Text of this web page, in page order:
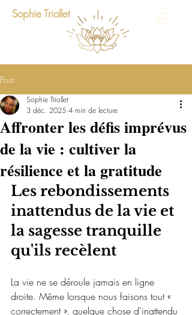
Sophie Triollet
Post
Affronter les défis imprévus
de la vie : cultiver la
résilience et la gratitude
Sophie Triollet
3 déc. 2025 4 min de lecture
Les rebondissements
inattendus de la vie et
la sagesse tranquille
qu'ils recèlent
La vie ne se déroule jamais en ligne
droite. Même lorsque nous faisons tout «
correctement », quelque chose d'inattendu